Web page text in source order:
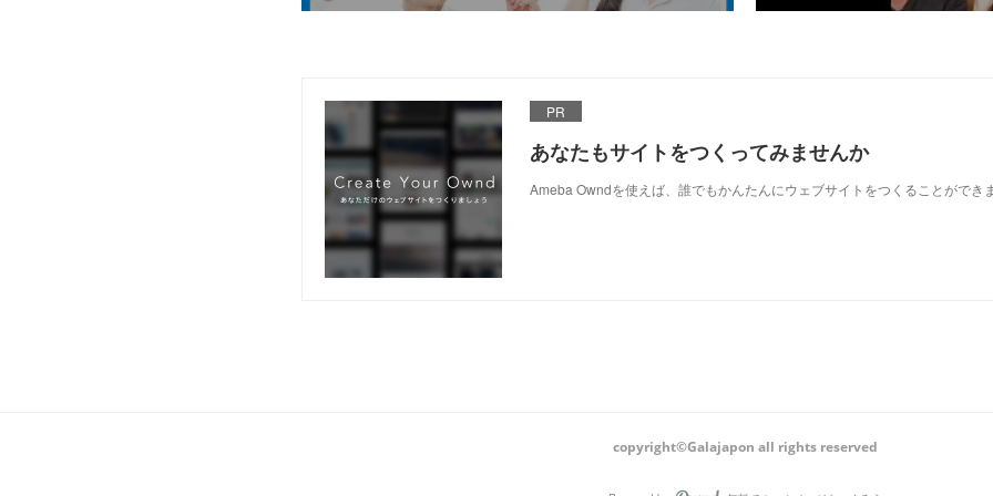
PR
あなたもサイトをつくってみませんか
Ameba Owndを使えば、誰でもかんたんにウェブサイトをつくることができ
copyright©Galajapon all rights reserved